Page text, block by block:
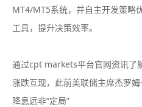
MT4/MT5系统，并自主开发策略
工具，提升决策效率。
通过cpt markets平台官网资讯了
涨跌互现，此前美联储主席杰罗姆
降息远非“定局”